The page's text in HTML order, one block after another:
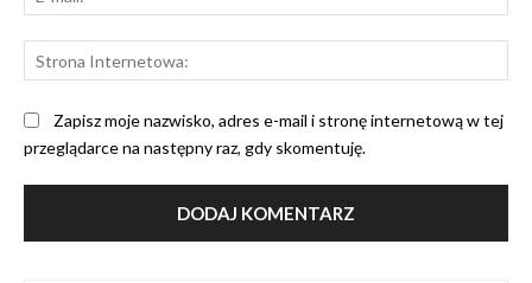
Zapisz moje nazwisko, adres e-mail i stronę internetową w tej
przeglądarce na następny raz, gdy skomentuję.